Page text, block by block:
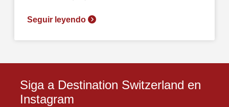
Seguir leyendo
Siga a Destination Switzerland en
Instagram